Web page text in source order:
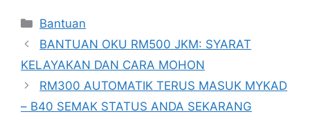
Categories
Bantuan
BANTUAN OKU RM500 JKM: SYARAT
KELAYAKAN DAN CARA MOHON
RM300 AUTOMATIK TERUS MASUK MYKAD
– B40 SEMAK STATUS ANDA SEKARANG